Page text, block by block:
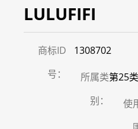
LULUFIFI
商标ID
号：
1308702
所属类
别：
第25
使